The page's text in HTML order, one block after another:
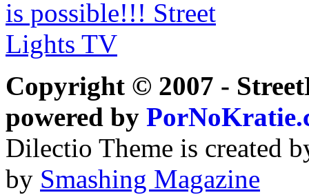
Copyright © 2007 -
powered by
Dilectio Theme is created
by Smashing Magazine